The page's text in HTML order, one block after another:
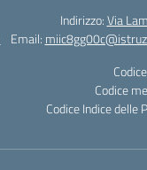
Indirizzo:Via
Email:
Codice
Codice Indice delle